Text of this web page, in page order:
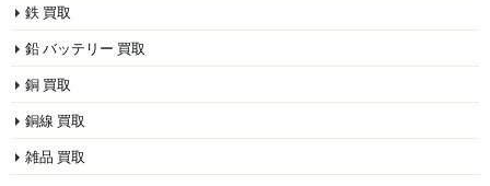
鉄 買取
鉛 バッテリー 買取
銅 買取
銅線 買取
雑品 買取